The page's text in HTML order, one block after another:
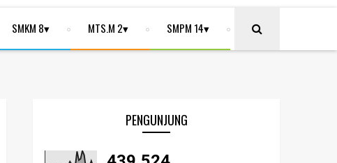
SMKM 8 MTS.M 2 SMPM 14
PENGUNJUNG